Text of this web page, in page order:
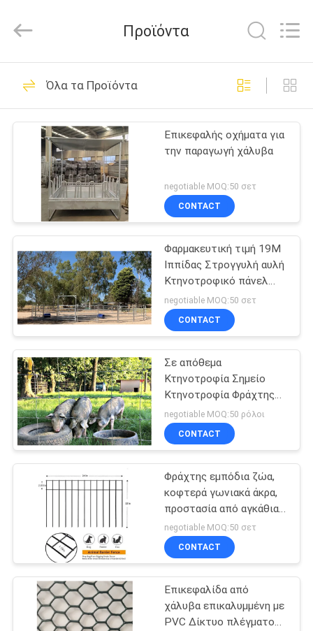
ΣΠΊΤΙ
ΠΡΟΪΌΝΤΑ
ΠΕΡΊΠΟΥ
ΕΜΕΊΣ
ΓΎΡΟΣ
ΕΡΓΟΣΤΑΣΊΩΝ
ΠΟΙΟΤΙΚΌΣ
ΈΛΕΓΧΟΣ
ΜΑΣ
ΕΛΆΤΕ
ΣΕ
ΕΠΑΦΉ
ΜΕ
ΖΗΤΉΣΤΕ
ΈΝΑ
ΑΠΌΣΠΑΣΜΑ
Co.,Ltd.
Developed
Περίφραξη
περιφραγμάτων
χάλυβα
74
Περίφραξη
συνδέσεων
αλυσίδων χάλυβα
68
Σωληνοειδής
περίφραξη χάλυβα
Περίφραξη πύργων
Προϊόντα
Όλα τα Προϊόντα
Επικεφαλής οχήματα για
την παραγωγή χάλυβα
negotiable MOQ:50 σετ
CONTACT
Φαρμακευτική τιμή 19M
Ιππίδας Στρογγυλή αυλή
Κτηνοτροφικό πάνελ
Ιππίδας Σταθερά πάνελ
Στρογγυλές πένες
negotiable MOQ:50 σετ
CONTACT
Σε απόθεμα
Κτηνοτροφία Σημείο
Κτηνοτροφία Φράχτης
Γουρουνιού Φράχτης
Ασφάλεια Φράχτης προς
πώληση
negotiable MOQ:50 ρόλοι
CONTACT
Φράχτης εμπόδια ζώα,
κοφτερά γωνιακά άκρα,
προστασία από αγκάθια,
υπόγειος διακοσμητικός
φράχτης κήπου (((
negotiable MOQ:50 σετ
CONTACT
Επικεφαλίδα από
χάλυβα επικαλυμμένη με
PVC Δίκτυο πλέγματος